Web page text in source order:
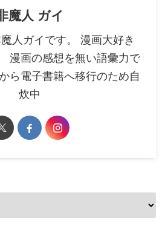
魔人 ガイ
人ガイです。 漫画大好き
漫画の感想を無い語彙力で
ら電子書籍へ移行のため自
炊中